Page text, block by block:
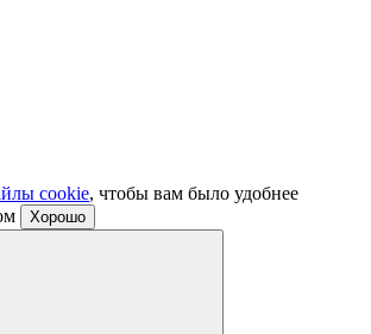
cookie, чтобы вам было удобнее
Хорошо